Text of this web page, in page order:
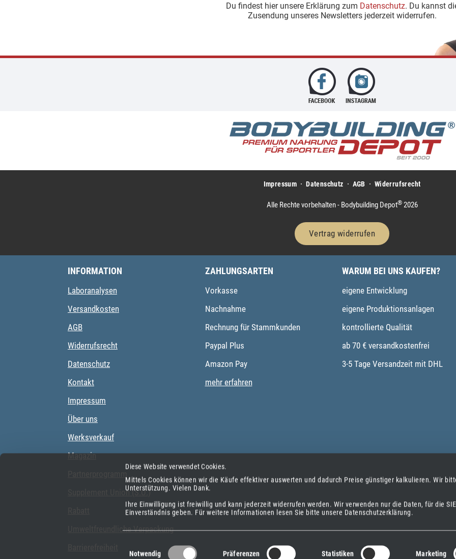
Diese Website verwendet Cookies.
Mittels Cookies können wir die Käufe effektiver auswerten und dadurch Preise günstiger kalkulieren.Wir
Unterstützung. Vielen Dank.
Ihre Einwilligung ist freiwillig und kann jederzeit widerrufen werden. Wir verwenden nur die Daten, für die
Einverständnis geben. Für weitere Informationen lesen Sie bitte unsere Datenschutzerklärung.
Notwendig
Präferenzen Statistiken Marketing
Du findest hier unsere Erklärung zum Datenschutz. Du kannst
Zusendung unseres Newsletters jederzeit widerrufen.
Impressum Datenschutz AGB Widerrufsrecht
Alle Rechte vorbehalten - Bodybuilding Depot®2026
Vertrag widerrufen
INFORMATION
Laboranalysen
Versandkosten
AGB
Widerrufsrecht
Datenschutz
Kontakt
Impressum
Über uns
Werksverkauf
Magazin
Supplement Union (S.U.)
Umweltfreundliche Verpackung
ZAHLUNGSARTEN
Vorkasse
Nachnahme
Rechnung für Stammkunden
Paypal Plus
Amazon Pay
mehr erfahren
WARUM BEI UNS KAUFEN?
eigene Entwicklung
eigene Produktionsanlagen
kontrollierte Qualität
ab 70 € versandkostenfrei
3-5 Tage Versandzeit mit DHL